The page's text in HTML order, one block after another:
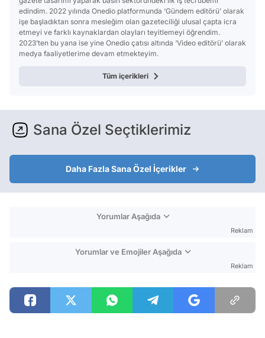
edindim. 2022 yılında Onedio platformunda ‘Gündem editörü’ olarak
işe başladıktan sonra mesleğim olan gazeteciliği ulusal çapta icra
etmeyi ve farklı kaynaklardan olayları teyitlemeyi öğrendim.
2023’ten bu yana ise yine Onedio çatısı altında ‘Video editörü’ olarak
medya faaliyetlerime devam etmekteyim.
Tüm içerikleri
Sana Özel Seçtiklerimiz
Daha Fazla Sana Özel İçerikler
Yorumlar Aşağıda
Reklam
Yorumlar ve Emojiler Aşağıda
Reklam